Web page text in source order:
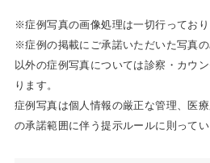
※症例写真の画像処理は一切行っており
※症例の掲載にご承諾いただいた写真
以外の症例写真については診察・カウ
ります。
症例写真は個人情報の厳正な管理、医
の承諾範囲に伴う提示ルールに則ってい